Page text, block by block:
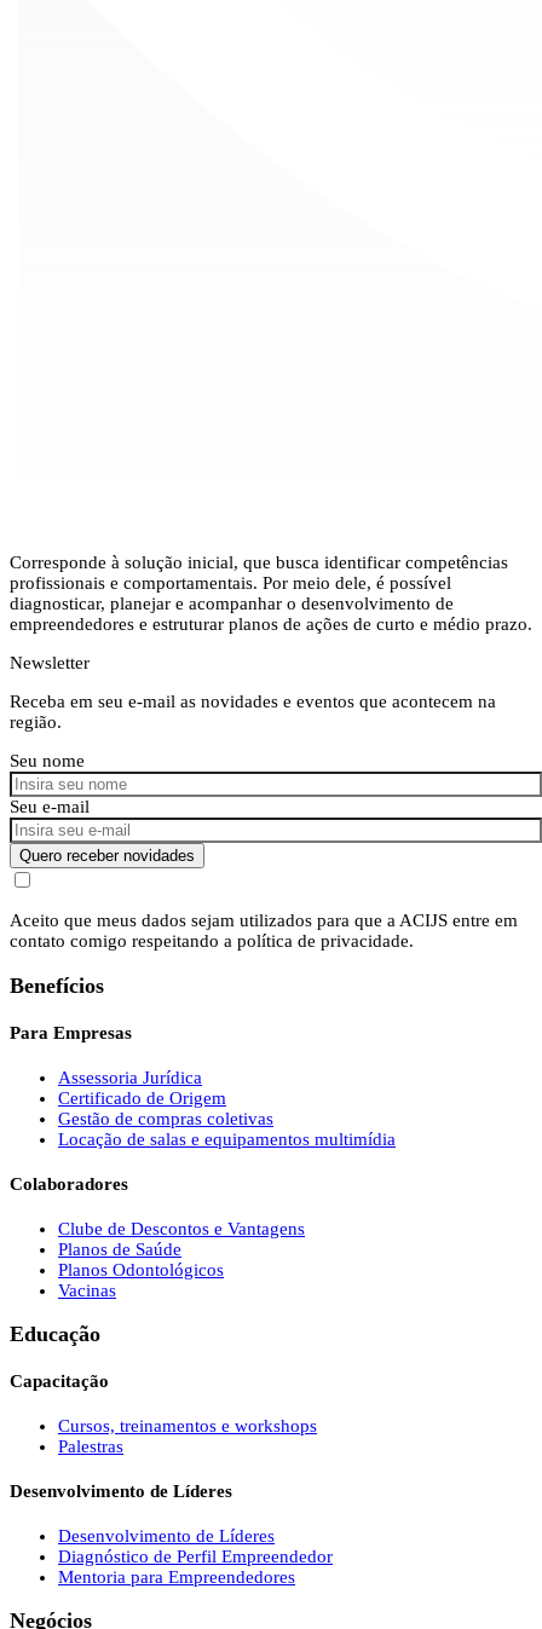
Corresponde à solução inicial, que busca identificar competências
profissionais e comportamentais. Por meio dele, é possível
diagnosticar, planejar e acompanhar o desenvolvimento de
empreendedores e estruturar planos de ações de curto e médio prazo.
Newsletter
Receba em seu e-mail as novidades e eventos que acontecem na
região.
Seu nome
Seu e-mail
Quero receber novidades
Aceito que meus dados sejam utilizados para que a ACIJS entre em
contato comigo respeitando a política de privacidade.
Benefícios
Para Empresas
Assessoria Jurídica
Certificado de Origem
Gestão de compras coletivas
Locação de salas e equipamentos multimídia
Colaboradores
Clube de Descontos e Vantagens
Planos de Saúde
Planos Odontológicos
Vacinas
Educação
Capacitação
Cursos, treinamentos e workshops
Palestras
Desenvolvimento de Líderes
Desenvolvimento de Líderes
Diagnóstico de Perfil Empreendedor
Mentoria para Empreendedores
Negócios